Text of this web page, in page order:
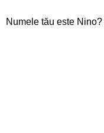
Numele tău este Nino?